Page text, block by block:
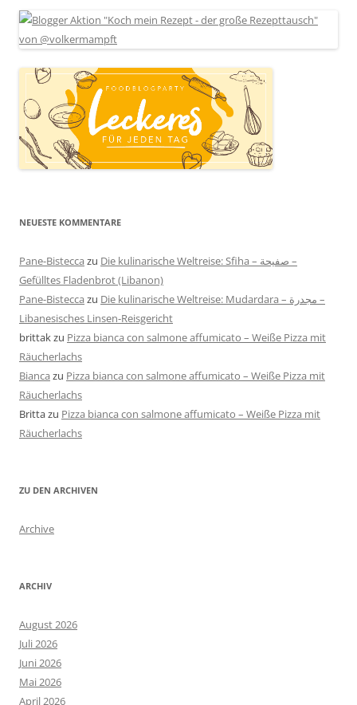
NEUESTE KOMMENTARE
Pane-Bistecca zu Die kulinarische Weltreise: Sfiha – صفيحة –
Gefülltes Fladenbrot (Libanon)
Pane-Bistecca zu Die kulinarische Weltreise: Mudardara – مجدرة –
Libanesisches Linsen-Reisgericht
brittakzu Pizza bianca con salmone affumicato – Weiße Pizza mit
Räucherlachs
Bianca zu Pizza bianca con salmone affumicato – Weiße Pizza mit
Räucherlachs
Brittazu Pizza bianca con salmone affumicato – Weiße Pizza mit
Räucherlachs
ZU DEN ARCHIVEN
Archive
ARCHIV
August 2026
Juli 2026
Juni 2026
Mai 2026
April 2026